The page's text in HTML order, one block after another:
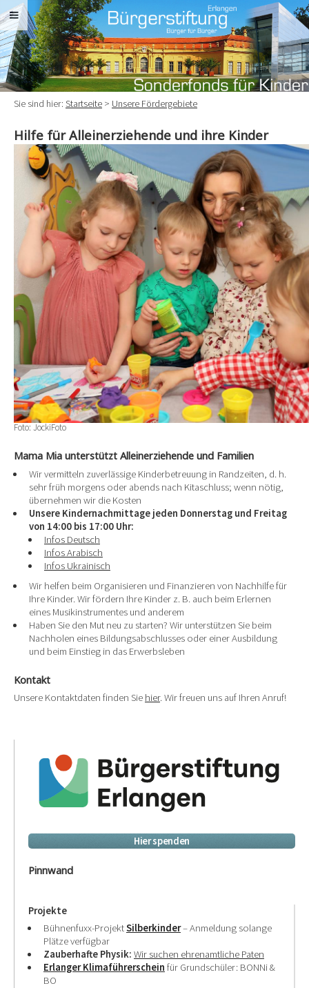
Sie sind hier: Startseite > Unsere Fördergebiete
Hilfe für Alleinerziehende und ihre Kinder
Foto: JockiFoto
Mama Mia unterstützt Alleinerziehende und Familien
Wir vermitteln zuverlässige Kinderbetreuung in Randzeiten, d. h.
sehr früh morgens oder abends nach Kitaschluss; wenn nötig,
übernehmen wir die Kosten
Unsere Kindernachmittage jeden Donnerstag und Freitag
von 14:00 bis 17:00 Uhr:
Infos Deutsch
Infos Arabisch
Infos Ukrainisch
Wir helfen beim Organisieren und Finanzieren von Nachhilfe für
Ihre Kinder. Wir fördern Ihre Kinder z. B. auch beim Erlernen
eines Musikinstrumentes und anderem
Haben Sie den Mut neu zu starten? Wir unterstützen Sie beim
Nachholen eines Bildungsabschlusses oder einer Ausbildung
und beim Einstieg in das Erwerbsleben
Kontakt
Unsere Kontaktdaten finden Sie hier. Wir freuen uns auf Ihren Anruf!
Hier spenden
Pinnwand
Projekte
Bühnenfuxx-ProjektSilberkinder– Anmeldung solange
Plätze verfügbar
Zauberhafte Physik: Wir suchen ehrenamtliche Paten
Erlanger Klimaführerschein für Grundschüler: BONNi &
BO